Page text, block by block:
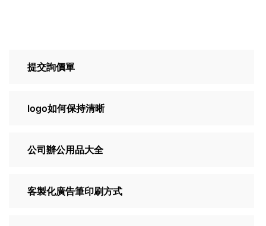
提交詢價單
logo如何保持清晰
公司辦公用品大全
客製化廣告筆印刷方式